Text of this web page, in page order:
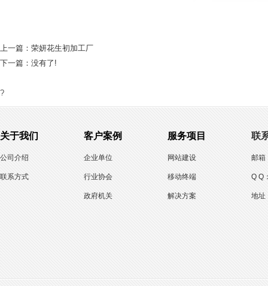
上一篇： 荣妍花生初加工厂
下一篇：没有了!
?
关于我们
公司介绍
联系方式
客户案例
企业单位
行业协会
政府机关
服务项目
网站建设
移动终端
解决方案
联
邮箱
Q Q
地址